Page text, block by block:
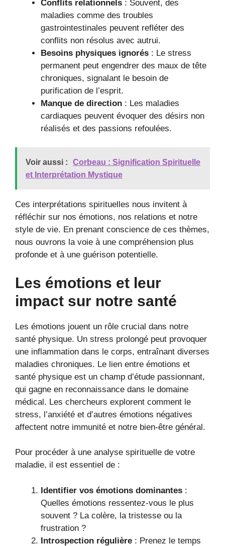
Conflits relationnels : Souvent, des
maladies comme des troubles
gastrointestinales peuvent refléter des
conflits non résolus avec autrui.
Besoins physiques ignorés : Le stress
permanent peut engendrer des maux de tête
chroniques, signalant le besoin de
purification de l’esprit.
Manque de direction : Les maladies
cardiaques peuvent évoquer des désirs non
réalisés et des passions refoulées.
Voir aussi :
Corbeau : Signification Spirituelle
et Interprétation Mystique
Ces interprétations spirituelles nous invitent à
réfléchir sur nos émotions, nos relations et notre
style de vie. En prenant conscience de ces thèmes,
nous ouvrons la voie à une compréhension plus
profonde et à une guérison potentielle.
Les émotions et leur
impact sur notre santé
Les émotions jouent un rôle crucial dans notre
santé physique. Un stress prolongé peut provoquer
une inflammation dans le corps, entraînant diverses
maladies chroniques. Le lien entre émotions et
santé physique est un champ d’étude passionnant,
qui gagne en reconnaissance dans le domaine
médical. Les chercheurs explorent comment le
stress, l’anxiété et d’autres émotions négatives
affectent notre immunité et notre bien-être général.
Pour procéder à une analyse spirituelle de votre
maladie, il est essentiel de :
Identifier vos émotions dominantes :
Quelles émotions ressentez-vous le plus
souvent ? La colère, la tristesse ou la
frustration ?
Introspection régulière : Prenez le temps